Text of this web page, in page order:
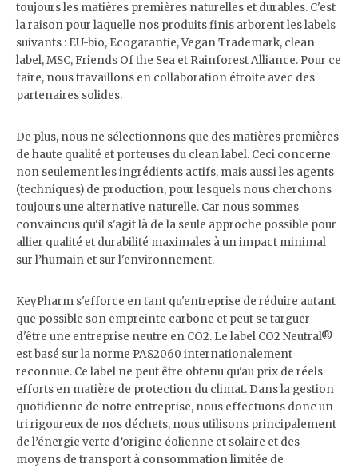
toujours les matières premières naturelles et durables. C'est
la raison pour laquelle nos produits finis arborent les labels
suivants : EU-bio, Ecogarantie, Vegan Trademark, clean
label, MSC, Friends Of the Sea et Rainforest Alliance. Pour ce
faire, nous travaillons en collaboration étroite avec des
partenaires solides.
De plus, nous ne sélectionnons que des matières premières
de haute qualité et porteuses du clean label. Ceci concerne
non seulement les ingrédients actifs, mais aussi les agents
(techniques) de production, pour lesquels nous cherchons
toujours une alternative naturelle. Car nous sommes
convaincus qu'il s'agit là de la seule approche possible pour
allier qualité et durabilité maximales à un impact minimal
sur l’humain et sur l'environnement.
KeyPharm s'efforce en tant qu'entreprise de réduire autant
que possible son empreinte carbone et peut se targuer
d'être une entreprise neutre en CO2. Le label CO2 Neutral®
est basé sur la norme PAS2060 internationalement
reconnue. Ce label ne peut être obtenu qu'au prix de réels
efforts en matière de protection du climat. Dans la gestion
quotidienne de notre entreprise, nous effectuons donc un
tri rigoureux de nos déchets, nous utilisons principalement
de l’énergie verte d’origine éolienne et solaire et des
moyens de transport à consommation limitée de